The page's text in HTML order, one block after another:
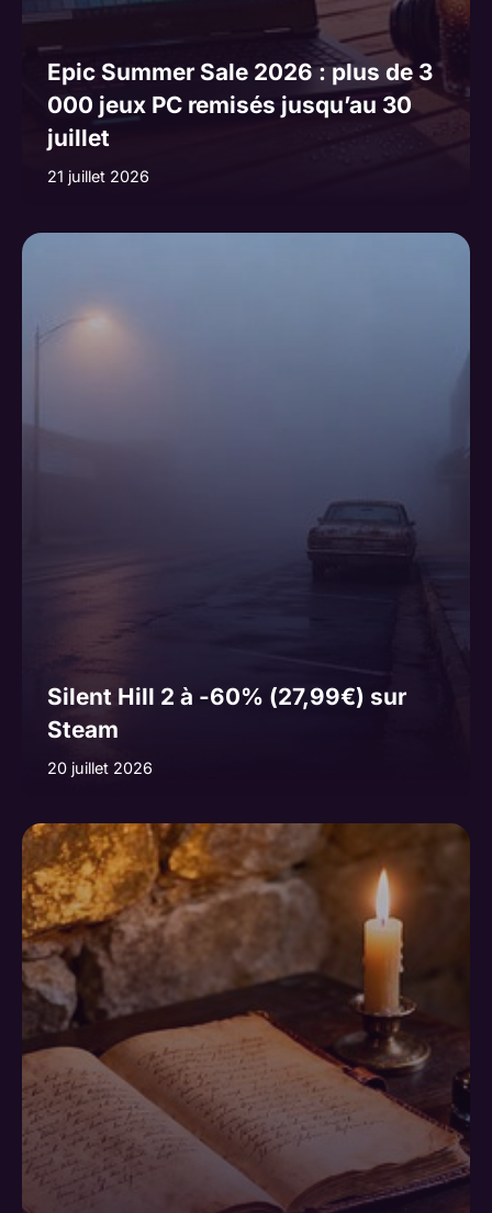
Epic Summer Sale 2026 : plus de 3
000 jeux PC remisés jusqu’au 30
juillet
21 juillet 2026
Silent Hill 2 à -60% (27,99€) sur
Steam
20 juillet 2026